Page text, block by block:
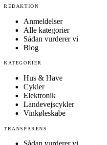
REDAKTION
Anmeldelser
Alle kategorier
Sådan vurderer vi
Blog
KATEGORIER
Hus & Have
Cykler
Elektronik
Landevejscykler
Vinkøleskabe
TRANSPARENS